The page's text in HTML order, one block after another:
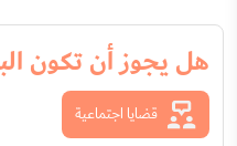
هل يجوز أن تكون
قضايا اجتماعية